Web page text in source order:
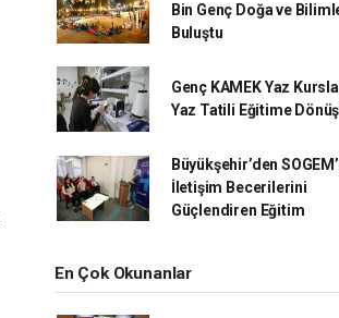
Bin Genç Doğa ve
Buluştu
Genç KAMEK Yaz
Yaz Tatili Eğitime
Büyükşehir’den
İletişim Becerilerini
Güçlendiren Eğitim
En Çok Okunanlar